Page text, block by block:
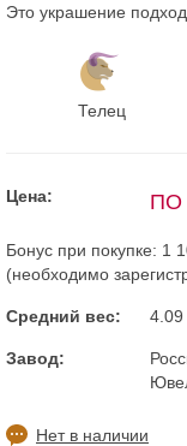
Это украшение
Телец
Цена: ПО
Бонус при покупке: 1
(необходимо
Средний вес: 4.09
Завод:
Нет в наличии